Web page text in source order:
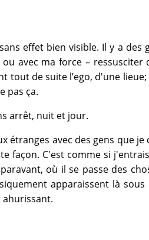
effet bien visible. Il y a des
avec ma force – ressusciter
tout de suite l’ego, d'une lieue;
pas ça.
arrêt, nuit et jour.
étranges avec des gens que
façon. C'est comme si
où il se passe des
apparaissent là sous
ahurissant.